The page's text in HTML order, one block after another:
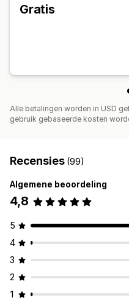
Gratis
Alle betalingen worden in USD
gebruik gebaseerde kosten
Recensies (99)
Algemene beoordeling
4,8
5
4
3
2
1